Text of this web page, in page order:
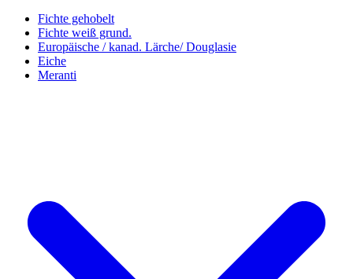
Fichte gehobelt
Fichte weiß grund.
Europäische / kanad. Lärche/ Douglasie
Eiche
Meranti